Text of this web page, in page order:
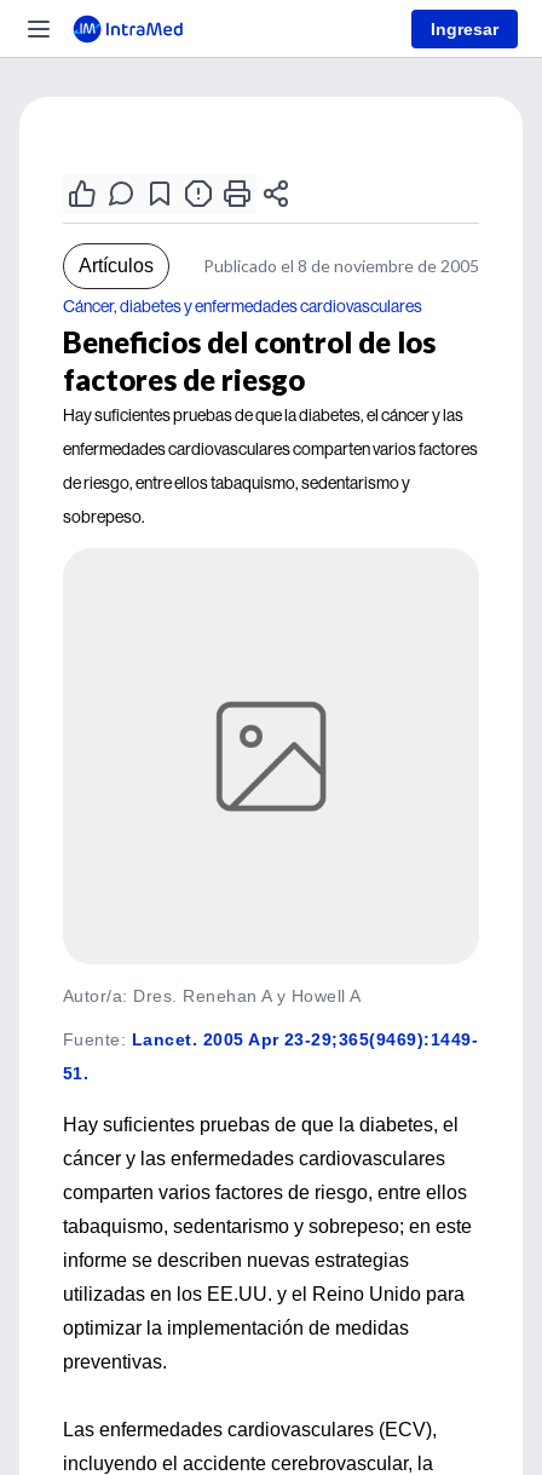
Ingresar
Artículos Publicado el 8 de noviembre de 2005
Cáncer, diabetes y enfermedades cardiovasculares
Beneficios del control de los
factores de riesgo
Hay suficientes pruebas de que la diabetes, el cáncer y las
enfermedades cardiovasculares comparten varios factores
de riesgo, entre ellos tabaquismo, sedentarismo y
sobrepeso.
Autor/a: Dres. Renehan A y Howell A
Fuente: Lancet. 2005 Apr 23-29;365(9469):1449-
51.
Hay suficientes pruebas de que la diabetes, el
cáncer y las enfermedades cardiovasculares
comparten varios factores de riesgo, entre ellos
tabaquismo, sedentarismo y sobrepeso; en este
informe se describen nuevas estrategias
utilizadas en los EE.UU. y el Reino Unido para
optimizar la implementación de medidas
preventivas.
Las enfermedades cardiovasculares (ECV),
incluyendo el accidente cerebrovascular, la